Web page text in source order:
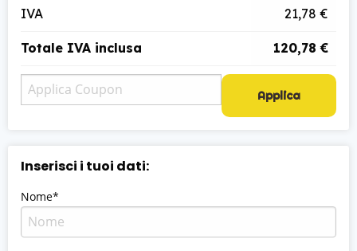
Inserisci i tuoi dati:
Nome*
IVA 21,78 €
Totale IVA inclusa 120,78 €
Applica